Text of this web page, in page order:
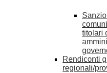
titolari
Rendiconti
regionali/